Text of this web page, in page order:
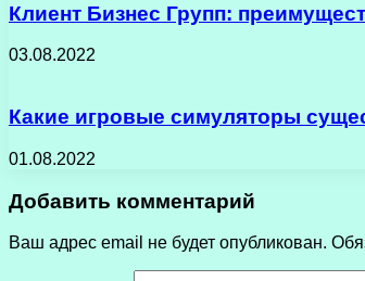
Клиент Бизнес Групп:
03.08.2022
Какие игровые симуляторы
01.08.2022
Добавить комментарий
Ваш адрес email не будет опубликован.